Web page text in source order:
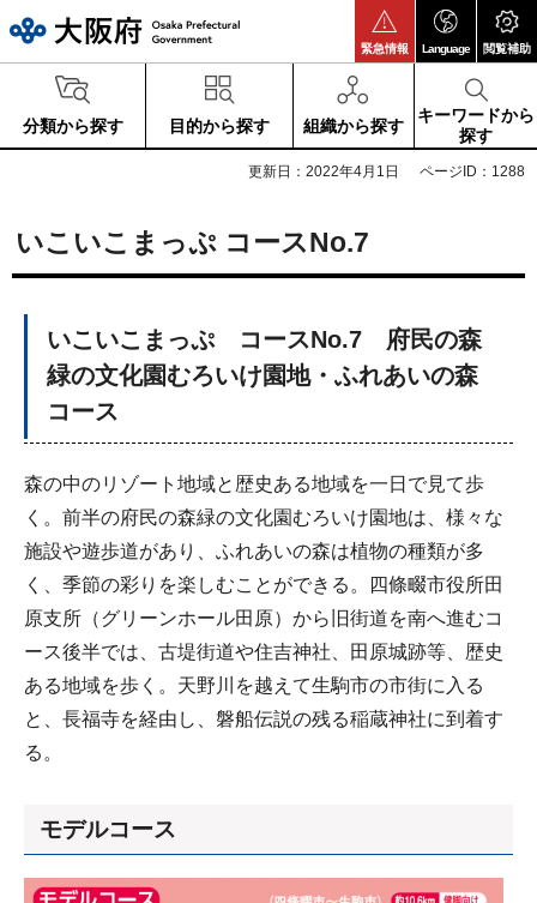
緊急情報 Language 閲覧補助
分類から探す 目的から探す 組織から探す
キーワードから
探す
更新日：2022年4月1日 ページID：1288
いこいこまっぷ コースNo.7
いこいこまっぷ コースNo.7 府民の森
緑の文化園むろいけ園地・ふれあいの森
コース
森の中のリゾート地域と歴史ある地域を一日で見て歩
く。前半の府民の森緑の文化園むろいけ園地は、様々な
施設や遊歩道があり、ふれあいの森は植物の種類が多
く、季節の彩りを楽しむことができる。四條畷市役所田
原支所（グリーンホール田原）から旧街道を南へ進むコ
ース後半では、古堤街道や住吉神社、田原城跡等、歴史
ある地域を歩く。天野川を越えて生駒市の市街に入る
と、長福寺を経由し、磐船伝説の残る稲蔵神社に到着す
る。
モデルコース